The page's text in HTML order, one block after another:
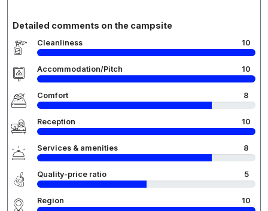
Detailed comments on the campsite
Cleanliness 10
Accommodation/Pitch 10
Comfort 8
Reception 10
Services & amenities 8
Quality-price ratio 5
Region 10